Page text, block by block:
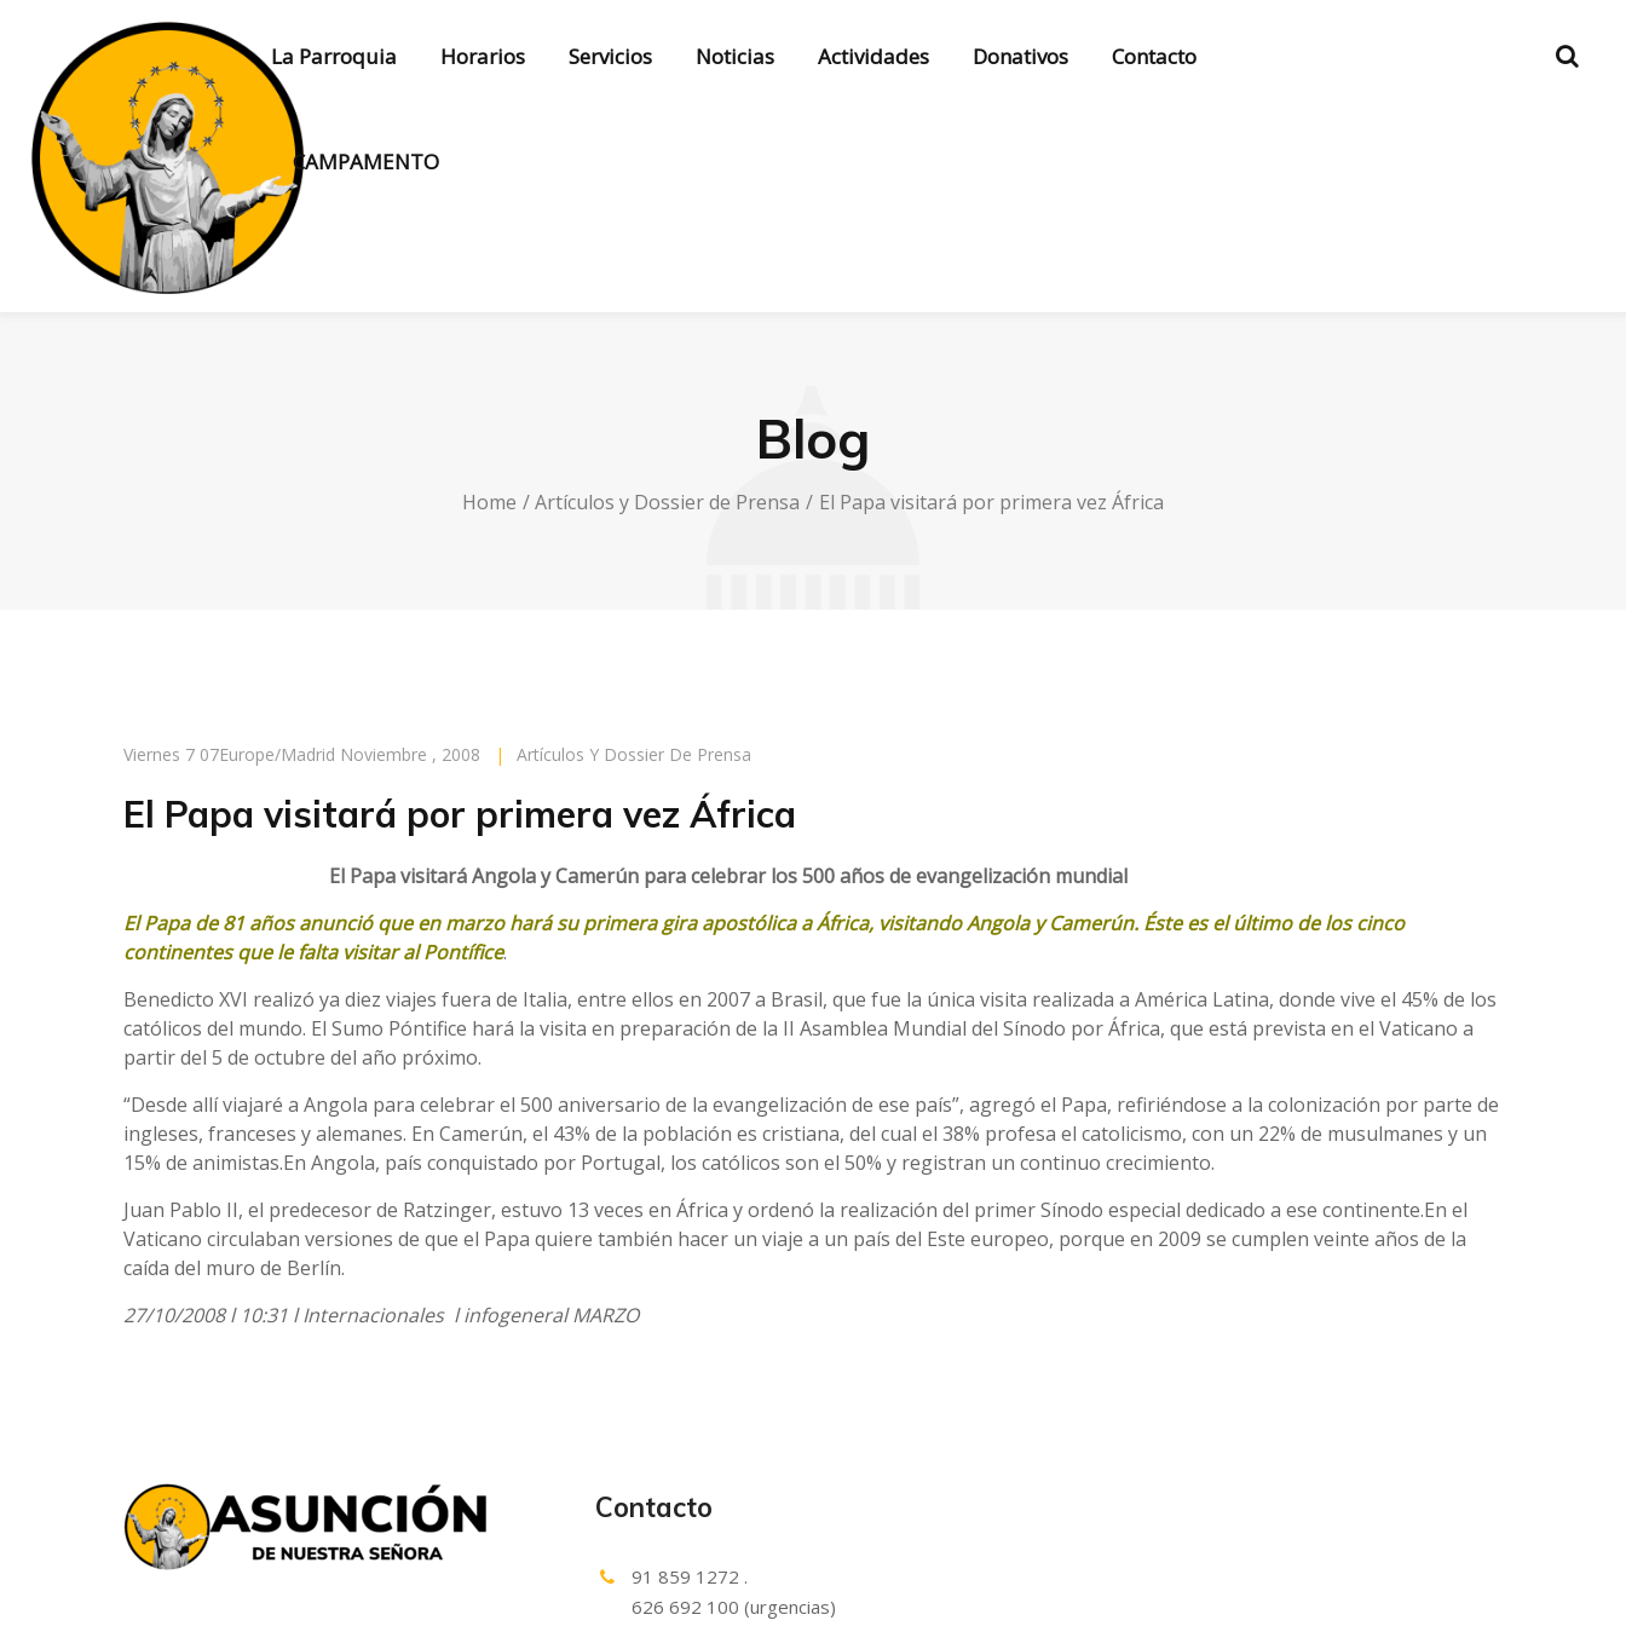
La Parroquia Horarios Servicios Noticias Actividades Donativos Contacto
CAMPAMENTO
Blog
Home Artículos y Dossier de Prensa El Papa visitará por primera vez África
Viernes 7 07Europe/Madrid Noviembre , 2008 | Artículos Y Dossier De Prensa
El Papa visitará por primera vez África
El Papa visitará Angola y Camerún para celebrar los 500 años de evangelización mundial
El Papa de 81 años anunció que en marzo hará su primera gira apostólica a África, visitando Angola y Camerún. Éste es el último de los cinco
continentes que le falta visitar al Pontífice.
Benedicto XVI realizó ya diez viajes fuera de Italia, entre ellos en 2007 a Brasil, que fue la única visita realizada a América Latina, donde vive el 45% de los
católicos del mundo. El Sumo Póntifice hará la visita en preparación de la II Asamblea Mundial del Sínodo por África, que está prevista en el Vaticano a
partir del 5 de octubre del año próximo.
“Desde allí viajaré a Angola para celebrar el 500 aniversario de la evangelización de ese país”, agregó el Papa, refiriéndose a la colonización por parte de
ingleses, franceses y alemanes. En Camerún, el 43% de la población es cristiana, del cual el 38% profesa el catolicismo, con un 22% de musulmanes y un
15% de animistas.En Angola, país conquistado por Portugal, los católicos son el 50% y registran un continuo crecimiento.
Juan Pablo II, el predecesor de Ratzinger, estuvo 13 veces en África y ordenó la realización del primer Sínodo especial dedicado a ese continente.En el
Vaticano circulaban versiones de que el Papa quiere también hacer un viaje a un país del Este europeo, porque en 2009 se cumplen veinte años de la
caída del muro de Berlín.
27/10/2008 l 10:31 l Internacionales l infogeneral MARZO
Contacto
91 859 1272 .
626 692 100 (urgencias)